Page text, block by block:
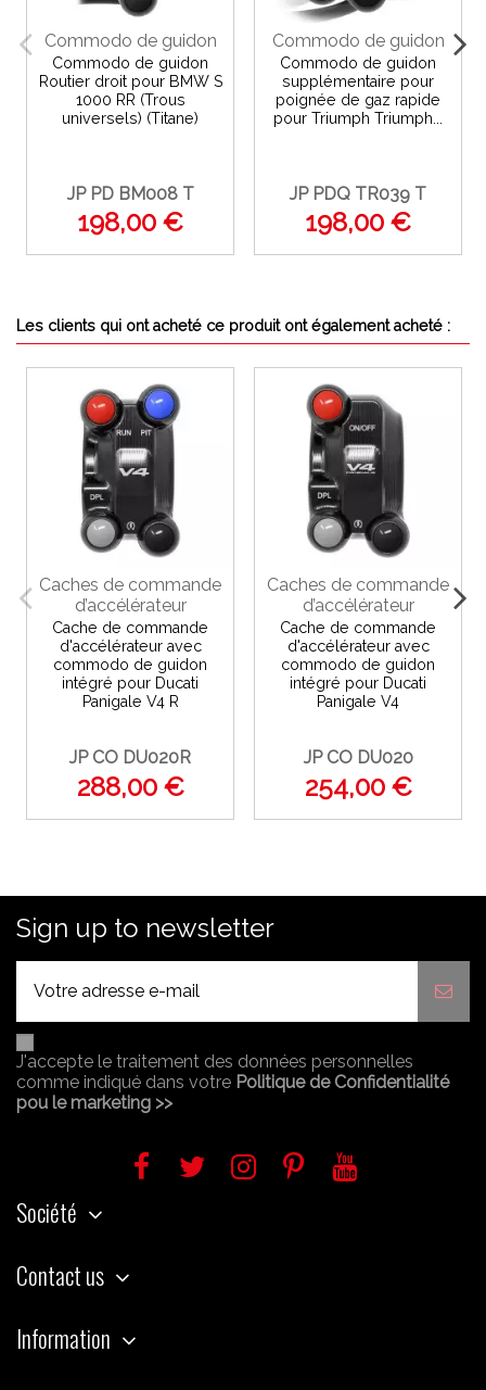
Commodo de guidon
Commodo de guidon
Routier droit pour BMW S
1000 RR (Trous
universels) (Titane)
JP PD BM008 T
198,00 €
Commodo de guidon
Commodo de guidon
supplémentaire pour
poignée de gaz rapide
pour Triumph Triumph...
JP PDQ TR039 T
198,00 €
Les clients qui ont acheté ce produit ont également acheté :
Caches de commande
d’accélérateur
Cache de commande
d'accélérateur avec
commodo de guidon
intégré pour Ducati
Panigale V4 R
JP CO DU020R
288,00 €
Caches de commande
d’accélérateur
Cache de commande
d'accélérateur avec
commodo de guidon
intégré pour Ducati
Panigale V4
JP CO DU020
254,00 €
Sign up to newsletter
J'accepte le traitement des données personnelles
comme indiqué dans votre Politique de Confidentialité
pou le marketing >>
Société
Contact us
Information